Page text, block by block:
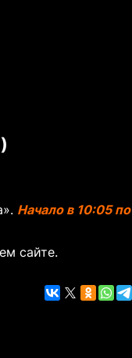
Начало в 10:05 по
сайте.